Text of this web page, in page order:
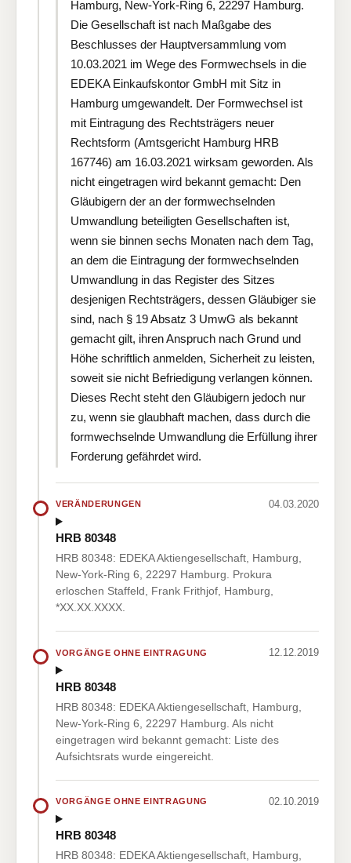
Hamburg, New-York-Ring 6, 22297 Hamburg.
Die Gesellschaft ist nach Maßgabe des
Beschlusses der Hauptversammlung vom
10.03.2021 im Wege des Formwechsels in die
EDEKA Einkaufskontor GmbH mit Sitz in
Hamburg umgewandelt. Der Formwechsel ist
mit Eintragung des Rechtsträgers neuer
Rechtsform (Amtsgericht Hamburg HRB
167746) am 16.03.2021 wirksam geworden. Als
nicht eingetragen wird bekannt gemacht: Den
Gläubigern der an der formwechselnden
Umwandlung beteiligten Gesellschaften ist,
wenn sie binnen sechs Monaten nach dem Tag,
an dem die Eintragung der formwechselnden
Umwandlung in das Register des Sitzes
desjenigen Rechtsträgers, dessen Gläubiger sie
sind, nach § 19 Absatz 3 UmwG als bekannt
gemacht gilt, ihren Anspruch nach Grund und
Höhe schriftlich anmelden, Sicherheit zu leisten,
soweit sie nicht Befriedigung verlangen können.
Dieses Recht steht den Gläubigern jedoch nur
zu, wenn sie glaubhaft machen, dass durch die
formwechselnde Umwandlung die Erfüllung ihrer
Forderung gefährdet wird.
VERÄNDERUNGEN 04.03.2020
HRB 80348
HRB 80348: EDEKA Aktiengesellschaft, Hamburg,
New-York-Ring 6, 22297 Hamburg. Prokura
erloschen Staffeld, Frank Frithjof, Hamburg,
*XX.XX.XXXX.
VORGÄNGE OHNE EINTRAGUNG 12.12.2019
HRB 80348
HRB 80348: EDEKA Aktiengesellschaft, Hamburg,
New-York-Ring 6, 22297 Hamburg. Als nicht
eingetragen wird bekannt gemacht: Liste des
Aufsichtsrats wurde eingereicht.
VORGÄNGE OHNE EINTRAGUNG 02.10.2019
HRB 80348
HRB 80348: EDEKA Aktiengesellschaft, Hamburg,